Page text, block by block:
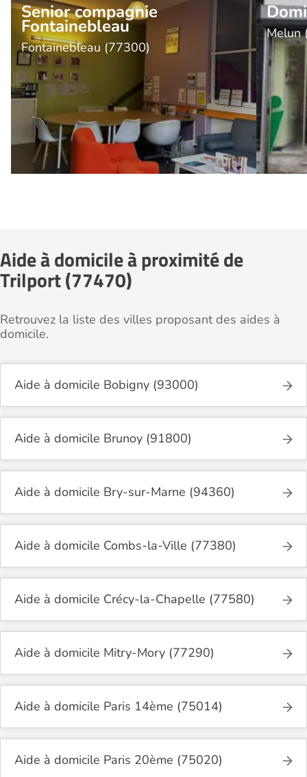
Senior compagnie
Fontainebleau
Fontainebleau (77300)
Melun
Aide à domicile à proximité de
Trilport (77470)
Retrouvez la liste des villes proposant des aides à
domicile.
Aide à domicile Bobigny (93000)
Aide à domicile Brunoy (91800)
Aide à domicile Bry-sur-Marne (94360)
Aide à domicile Combs-la-Ville (77380)
Aide à domicile Crécy-la-Chapelle (77580)
Aide à domicile Mitry-Mory (77290)
Aide à domicile Paris 14ème (75014)
Aide à domicile Paris 20ème (75020)